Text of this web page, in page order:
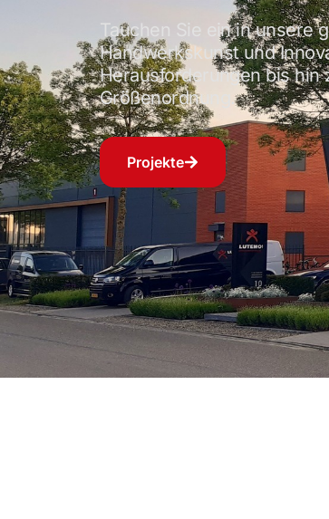
Tauchen Sie ein in unsere
Handwerkskunst und
Herausforderungen bis hin
Größenordnung.
Projekte